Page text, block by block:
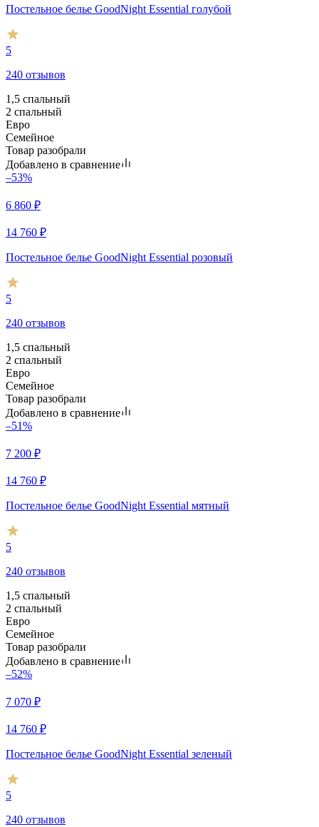
Постельное белье GoodNight Essential голубой
5
240 отзывов
1,5 спальный
2 спальный
Евро
Семейное
Товар разобрали
Добавлено в сравнение
–53%
6 860 ₽
14 760 ₽
Постельное белье GoodNight Essential розовый
5
240 отзывов
1,5 спальный
2 спальный
Евро
Семейное
Товар разобрали
Добавлено в сравнение
–51%
7 200 ₽
14 760 ₽
Постельное белье GoodNight Essential мятный
5
240 отзывов
1,5 спальный
2 спальный
Евро
Семейное
Товар разобрали
Добавлено в сравнение
–52%
7 070 ₽
14 760 ₽
Постельное белье GoodNight Essential зеленый
5
240 отзывов